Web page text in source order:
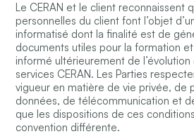
Le CERAN et le client reconnaissent
personnelles du client font l’objet
informatisé dont la finalité est de
documents utiles pour la formation
informé ultérieurement de
services CERAN. Les Parties
vigueur en matière de vie privée, de
données, de télécommunication et
que les dispositions de ces
convention différente.